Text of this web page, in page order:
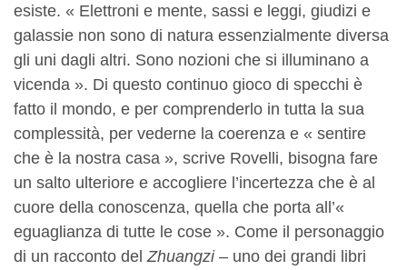
esiste. « Elettroni e mente, sassi e leggi, giudizi e
galassie non sono di natura essenzialmente diversa
gli uni dagli altri. Sono nozioni che si illuminano a
vicenda ». Di questo continuo gioco di specchi è
fatto il mondo, e per comprenderlo in tutta la sua
complessità, per vederne la coerenza e « sentire
che è la nostra casa », scrive Rovelli, bisogna fare
un salto ulteriore e accogliere l’incertezza che è al
cuore della conoscenza, quella che porta all’«
eguaglianza di tutte le cose ». Come il personaggio
di un racconto del Zhuangzi – uno dei grandi libri